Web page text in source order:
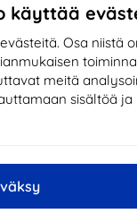
käyttää
Osa niistä
meitä
sisältöä ja
StratCore700
film for Samsung
Galaxy A12
24,90 €
22,41 €
5 kpl